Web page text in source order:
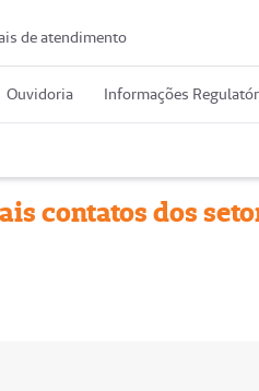
de atendimento
Ouvidoria Informações
contatos dos